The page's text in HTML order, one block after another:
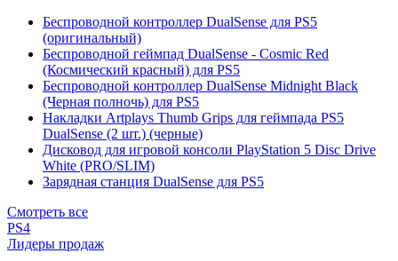
Беспроводной контроллер DualSense для PS5
(оригинальный)
Беспроводной геймпад DualSense - Cosmic Red
(Космический красный) для PS5
Беспроводной контроллер DualSense Midnight Black
(Черная полночь) для PS5
Накладки Artplays Thumb Grips для геймпада PS5
DualSense (2 шт.) (черные)
Дисковод для игровой консоли PlayStation 5 Disc Drive
White (PRO/SLIM)
Зарядная станция DualSense для PS5
Смотреть все
PS4
Лидеры продаж